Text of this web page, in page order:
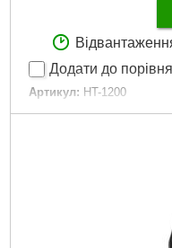
Додати до
Артикул: HT-1200
Код товару: 10.17.52